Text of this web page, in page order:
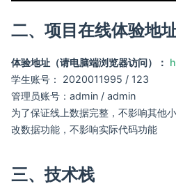
二、项目在线体验地
体验地址（请电脑端浏览器访问）：
学生账号： 2020011995 / 123
管理员账号：admin / admin
为了保证线上数据完整，不影响其他
改数据功能，不影响实际代码功能
三、技术栈